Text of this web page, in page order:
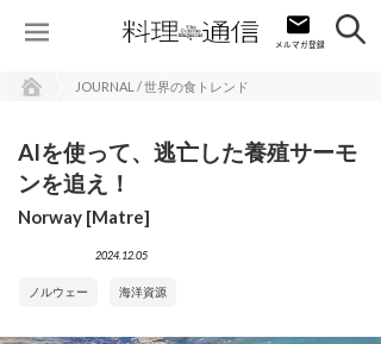
JOURNAL / 世界の食トレンド
AIを使って、逃亡した養殖サーモ
ンを追え！
Norway [Matre]
2024.12.05
ノルウェー 海洋資源